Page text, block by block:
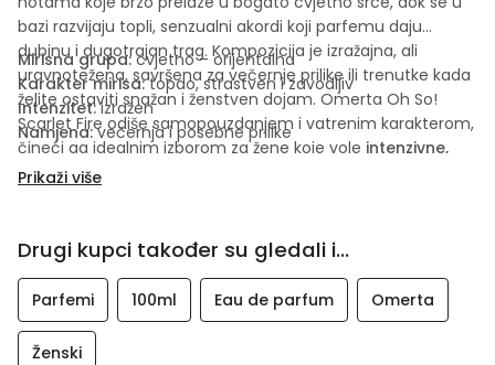
bazi razvijaju topli, senzualni akordi koji parfemu daju
dubinu i dugotrajan trag. Kompozicija je izražajna, ali
uravnotežena, savršena za večernje prilike ili trenutke kada
želite ostaviti snažan i ženstven dojam. Omerta Oh So!
Scarlet Fire odiše samopouzdanjem i vatrenim karakterom,
čineći ga idealnim izborom za žene koje vole intenzivne,
tople i zavodljive mirise
Mirisna grupa:cvjetno – orijentalna
Karakter mirisa:topao, strastven i zavodljiv
Intenzitet:izražen
Namjena:večernja i posebne prilike
Prikaži više
Drugi kupci također su gledali i...
Parfemi 100ml Eau de parfum Omerta
Ženski